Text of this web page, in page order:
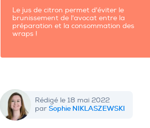
Le jus de citron permet d'éviter le
brunissement de l'avocat entre la
préparation et la consommation des
wraps !
Rédigé le 18 mai 2022
par Sophie NIKLASZEWSKI